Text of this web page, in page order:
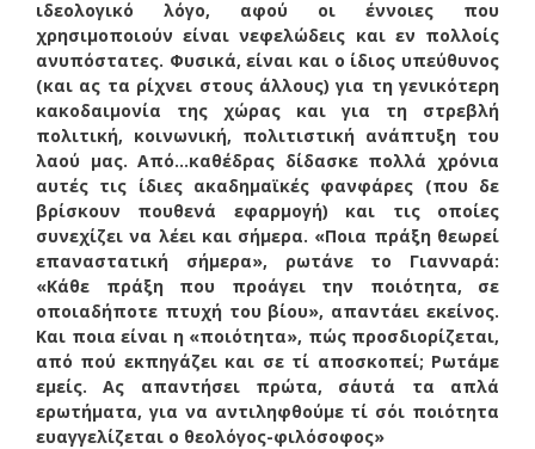
ιδεολογικό λόγο, αφού οι έννοιες που
χρησιμοποιούν είναι νεφελώδεις και εν πολλοίς
ανυπόστατες. Φυσικά, είναι και ο ίδιος υπεύθυνος
(και ας τα ρίχνει στους άλλους) για τη γενικότερη
κακοδαιμονία της χώρας και για τη στρεβλή
πολιτική, κοινωνική, πολιτιστική ανάπτυξη του
λαού μας. Από…καθέδρας δίδασκε πολλά χρόνια
αυτές τις ίδιες ακαδημαϊκές φανφάρες (που δε
βρίσκουν πουθενά εφαρμογή) και τις οποίες
συνεχίζει να λέει και σήμερα. «Ποια πράξη θεωρεί
επαναστατική σήμερα», ρωτάνε το Γιανναρά:
«Kάθε πράξη που προάγει την ποιότητα, σε
οποιαδήποτε πτυχή του βίου», απαντάει εκείνος.
Και ποια είναι η «ποιότητα», πώς προσδιορίζεται,
από πού εκπηγάζει και σε τί αποσκοπεί; Ρωτάμε
εμείς. Ας απαντήσει πρώτα, σ΄αυτά τα απλά
ερωτήματα, για να αντιληφθούμε τί σόι ποιότητα
ευαγγελίζεται ο θεολόγος-φιλόσοφος»